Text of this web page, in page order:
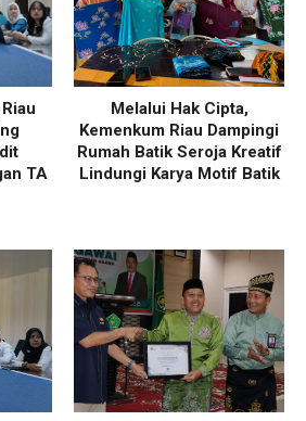
TA
Melalui Hak Cipta,
Kemenkum Riau Dampingi
Rumah Batik Seroja Kreatif
Lindungi Karya Motif Batik